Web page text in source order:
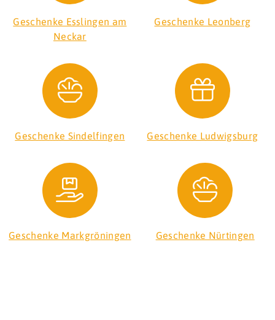
Geschenke Esslingen am
Neckar
Geschenke Leonberg
Geschenke Sindelfingen Geschenke Ludwigsburg
Geschenke Markgröningen Geschenke Nürtingen